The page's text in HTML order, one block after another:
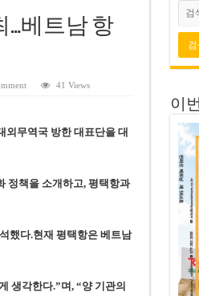
크바 집중 공격
…베트남 항
41 Views
무역국 방한 대표단을 대
정책을 소개하고, 평택항과
했다.현재 평택항은 베트남
생각한다.”며, “양 기관의
이